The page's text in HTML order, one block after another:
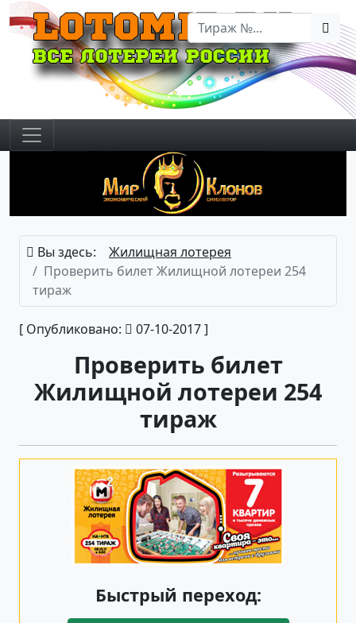
Вы здесь:
Жилищная лотерея
Проверить билет Жилищной лотереи 254
тираж
[ Опубликовано: 07-10-2017 ]
Проверить билет
Жилищной лотереи 254
тираж
Быстрый переход: